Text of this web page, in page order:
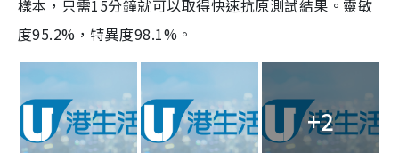
樣本，只需15分鐘就可以取得快速抗原測試結果。靈敏
度95.2%，特異度98.1%。
+2